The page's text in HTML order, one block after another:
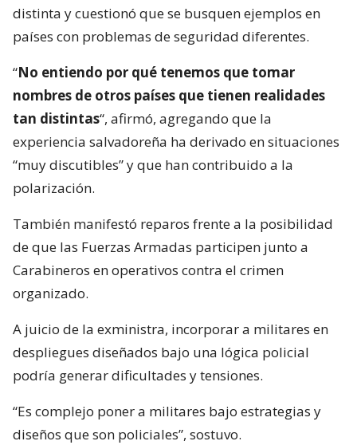
distinta y cuestionó que se busquen ejemplos en
países con problemas de seguridad diferentes.
“No entiendo por qué tenemos que tomar
nombres de otros países que tienen realidades
tan distintas“, afirmó, agregando que la
experiencia salvadoreña ha derivado en situaciones
“muy discutibles” y que han contribuido a la
polarización.
También manifestó reparos frente a la posibilidad
de que las Fuerzas Armadas participen junto a
Carabineros en operativos contra el crimen
organizado.
A juicio de la exministra, incorporar a militares en
despliegues diseñados bajo una lógica policial
podría generar dificultades y tensiones.
“Es complejo poner a militares bajo estrategias y
diseños que son policiales”, sostuvo.